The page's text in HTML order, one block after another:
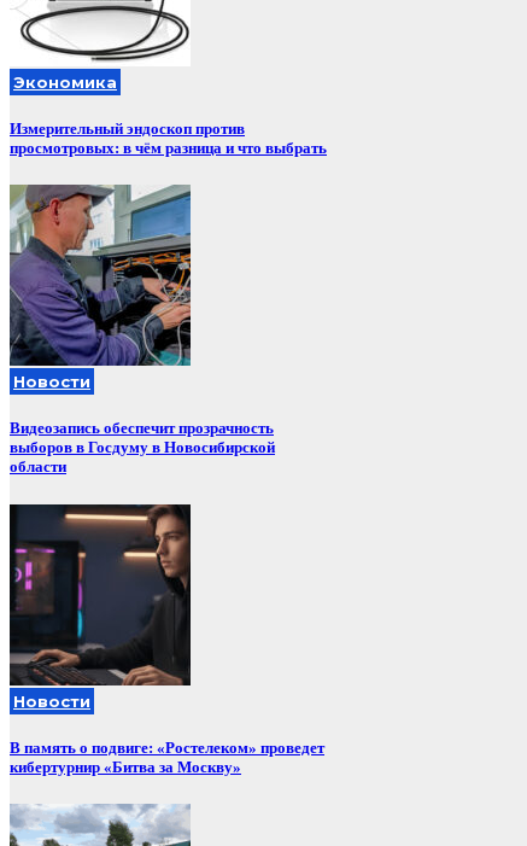
Экономика
Измерительный эндоскоп против
просмотровых: в чём разница и что выбрать
Новости
Видеозапись обеспечит прозрачность
выборов в Госдуму в Новосибирской
области
Новости
В память о подвиге: «Ростелеком» проведет
кибертурнир «Битва за Москву»